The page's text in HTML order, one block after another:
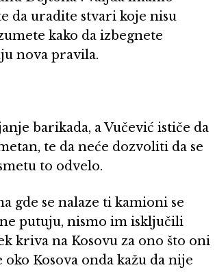
da uradite stvari koje nisu
kako da izbegnete
nova pravila.
barikada, a Vučević ističe da
te da neće dozvoliti da se
to odvelo.
gde se nalaze ti kamioni se
putuju, nismo im isključili
kriva na Kosovu za ono što oni
Kosova onda kažu da nije